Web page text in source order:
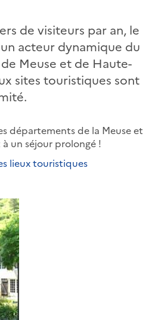
de visiteurs par an, le
acteur dynamique du
Meuse et de Haute-
sites touristiques sont
départements de la Meuse et
un séjour prolongé !
lieux touristiques